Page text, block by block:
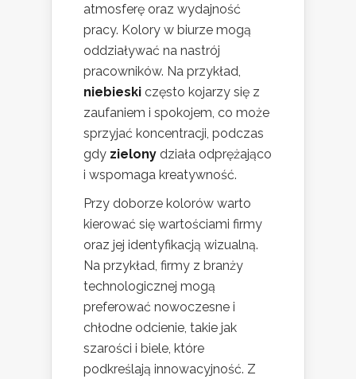
atmosferę oraz wydajność
pracy. Kolory w biurze mogą
oddziaływać na nastrój
pracowników. Na przykład,
niebieski często kojarzy się z
zaufaniem i spokojem, co może
sprzyjać koncentracji, podczas
gdy zielony działa odprężająco
i wspomaga kreatywność.
Przy doborze kolorów warto
kierować się wartościami firmy
oraz jej identyfikacją wizualną.
Na przykład, firmy z branży
technologicznej mogą
preferować nowoczesne i
chłodne odcienie, takie jak
szarości i biele, które
podkreślają innowacyjność. Z